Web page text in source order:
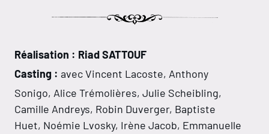
Réalisation : Riad SATTOUF
Casting : avec Vincent Lacoste, Anthony
Sonigo, Alice Trémolières, Julie Scheibling,
Camille Andreys, Robin Duverger, Baptiste
Huet, Noémie Lvosky, Irène Jacob, Emmanuelle